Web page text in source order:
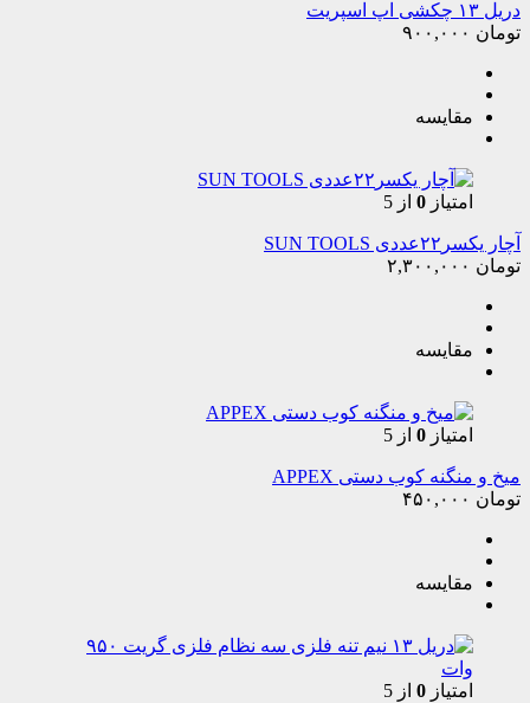
دریل ۱۳ چکشی اپ اسپریت
تومان
مقایسه
امتیاز 0 از 5
آچار یکسر۲۲عددی SUN TOOLS
تومان
مقایسه
امتیاز 0 از 5
میخ و منگنه کوب دستی APPEX
تومان
مقایسه
امتیاز 0 از 5